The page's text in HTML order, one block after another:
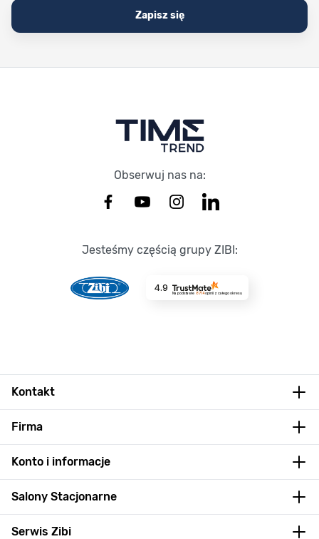
Zapisz się
Obserwuj nas na:
Jesteśmy częścią grupy ZIBI:
4.9
Na podstawie 8714opinii z całego okresu
Kontakt
Firma
Konto i informacje
Salony Stacjonarne
Serwis Zibi